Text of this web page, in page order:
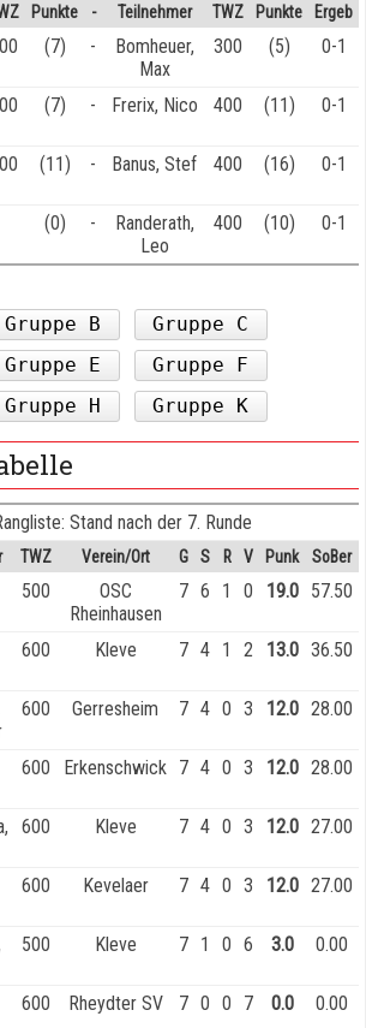
Punkte - Teilnehmer TWZ Punkte Ergeb
(7) -
Bomheuer,
Max
300 (5) 0-1
(7) - Frerix, Nico 400 (11) 0-1
(11) - Banus, Stef 400 (16) 0-1
(0) -
Randerath,
Leo
400 (10) 0-1
Gruppe B
Gruppe C
Gruppe E
Gruppe F
Gruppe H Gruppe K
Stand nach der 7. Runde
TWZ Verein/Ort G S R V Punk SoBer
500
OSC
Rheinhausen
7 6 1 0 19.0 57.50
600 Kleve 7 4 1 2 13.0 36.50
600 Gerresheim 7 4 0 3 12.0 28.00
600 Erkenschwick 7 4 0 3 12.0 28.00
600 Kleve 7 4 0 3 12.0 27.00
600 Kevelaer 7 4 0 3 12.0 27.00
500 Kleve 7 1 0 6 3.0 0.00
600 Rheydter SV 7 0 0 7 0.0 0.00